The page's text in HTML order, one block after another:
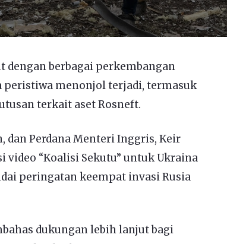
dengan berbagai perkembangan
peristiwa menonjol terjadi, termasuk
terkait aset Rosneft.
dan Perdana Menteri Inggris, Keir
“Koalisi Sekutu” untuk Ukraina
peringatan keempat invasi Rusia
dukungan lebih lanjut bagi